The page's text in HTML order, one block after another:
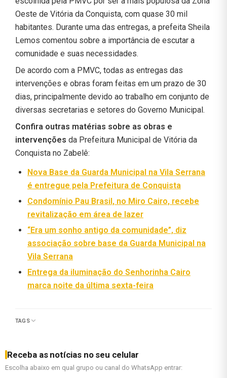
Oeste de Vitória da Conquista, com quase 30 mil
habitantes. Durante uma das entregas, a prefeita Sheila
Lemos comentou sobre a importância de escutar a
comunidade e suas necessidades.
De acordo com a PMVC, todas as entregas das
intervenções e obras foram feitas em um prazo de 30
dias, principalmente devido ao trabalho em conjunto de
diversas secretarias e setores do Governo Municipal.
Confira outras matérias sobre as obras e
intervenções da Prefeitura Municipal de Vitória da
Conquista no Zabelê:
Nova Base da Guarda Municipal na Vila Serrana
é entregue pela Prefeitura de Conquista
Condomínio Pau Brasil, no Miro Cairo, recebe
revitalização em área de lazer
“Era um sonho antigo da comunidade”, diz
associação sobre base da Guarda Municipal na
Vila Serrana
Entrega da iluminação do Senhorinha Cairo
marca noite da última sexta-feira
TAGS
Receba as notícias no seu celular
Escolha abaixo em qual grupo ou canal do WhatsApp entrar: